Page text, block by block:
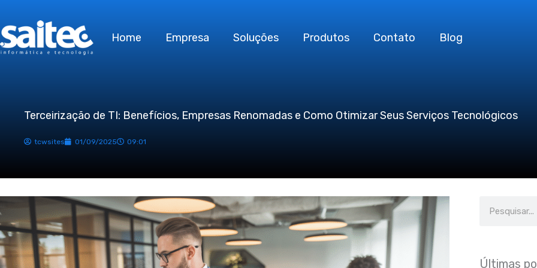
para
o
Home Empresa Soluções Produtos Contato Blog
Terceirização de TI: Benefícios, Empresas Renomadas e Como Otimizar Seus Serviços Tecnológicos
tcwsites 01/09/2025 09:01
Search
Últimas